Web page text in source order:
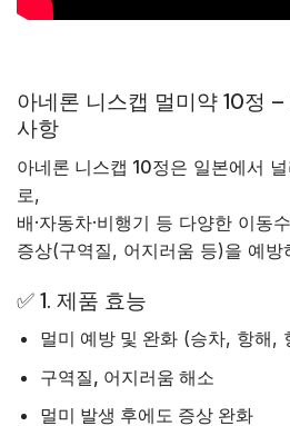
아네론 니스캡 멀미약 10정
사항
아네론 니스캡 10정은 일본에서
로,
배·자동차·비행기 등 다양한 이동
증상(구역질, 어지러움 등)을 예방
✅ 1. 제품 효능
멀미 예방 및 완화(승차, 항해,
구역질, 어지러움 해소
멀미 발생 후에도 증상 완화